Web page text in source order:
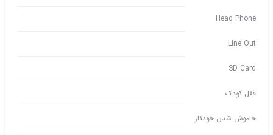
Head Phone
Line Out
SD Card
قفل کودک
خاموش شدن خودکار